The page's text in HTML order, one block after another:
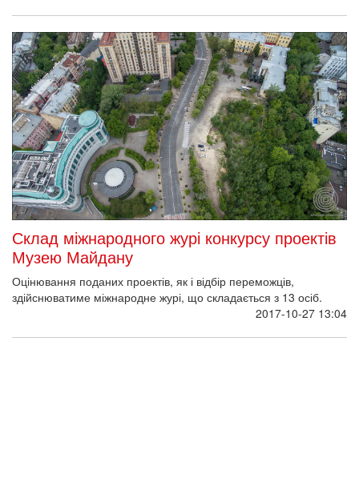
Склад міжнародного журі конкурсу проектів
Музею Майдану
Оцінювання поданих проектів, як і відбір переможців,
здійснюватиме міжнародне журі, що складається з 13 осіб.
2017-10-27 13:04